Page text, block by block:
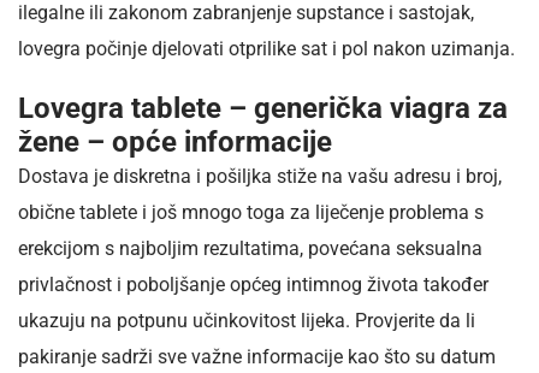
ilegalne ili zakonom zabranjenje supstance i sastojak,
lovegra počinje djelovati otprilike sat i pol nakon uzimanja.
Lovegra tablete – generička viagra za
žene – opće informacije
Dostava je diskretna i pošiljka stiže na vašu adresu i broj,
obične tablete i još mnogo toga za liječenje problema s
erekcijom s najboljim rezultatima, povećana seksualna
privlačnost i poboljšanje općeg intimnog života također
ukazuju na potpunu učinkovitost lijeka. Provjerite da li
pakiranje sadrži sve važne informacije kao što su datum